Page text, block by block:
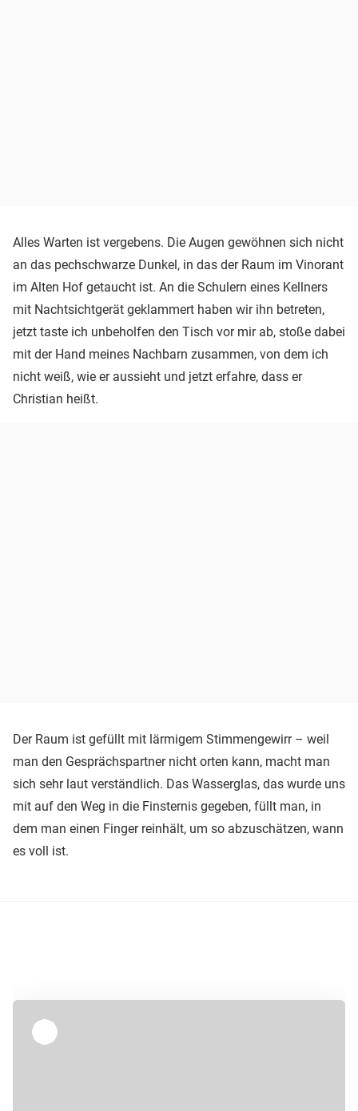
Alles Warten ist vergebens. Die Augen gewöhnen sich nicht
an das pechschwarze Dunkel, in das der Raum im Vinorant
im Alten Hof getaucht ist. An die Schulern eines Kellners
mit Nachtsichtgerät geklammert haben wir ihn betreten,
jetzt taste ich unbeholfen den Tisch vor mir ab, stoße dabei
mit der Hand meines Nachbarn zusammen, von dem ich
nicht weiß, wie er aussieht und jetzt erfahre, dass er
Christian heißt.
Der Raum ist gefüllt mit lärmigem Stimmengewirr – weil
man den Gesprächspartner nicht orten kann, macht man
sich sehr laut verständlich. Das Wasserglas, das wurde uns
mit auf den Weg in die Finsternis gegeben, füllt man, in
dem man einen Finger reinhält, um so abzuschätzen, wann
es voll ist.